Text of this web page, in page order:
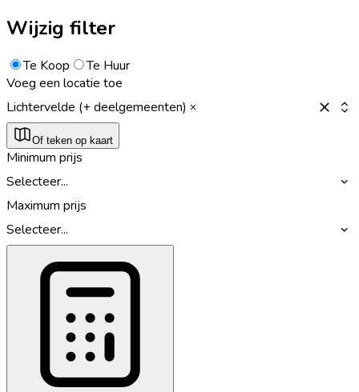
Wijzig filter
Te Koop
Te Huur
Voeg een locatie toe
Lichtervelde (+ deelgemeenten)
Of teken op kaart
Minimum prijs
Selecteer...
Maximum prijs
Selecteer...